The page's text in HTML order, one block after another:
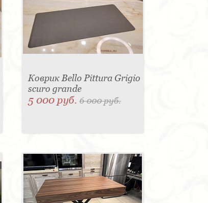
Коврик Bello Pittura Grigio
scuro grande
5 000 руб.6 000 руб.